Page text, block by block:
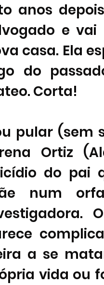
anos
e
casa. Ela
do
Corta!
pular (sem
Ortiz
do pai
num
a se
vida ou